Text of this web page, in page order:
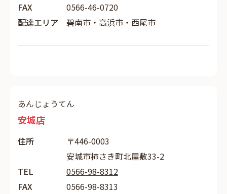
FAX
0566-46-0720
配達エリア
碧南市・高浜市・西尾市
あんじょうてん
安城店
住所
〒446-0003
安城市柿さき町北屋敷33-2
TEL
0566-98-8312
FAX
0566-98-8313